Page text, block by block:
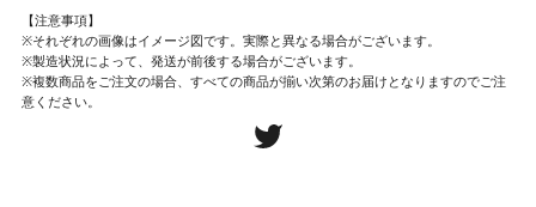
【注意事項】
※それぞれの画像はイメージ図です。実際と異なる場合がございます。
※製造状況によって、発送が前後する場合がございます。
※複数商品をご注文の場合、すべての商品が揃い次第のお届けとなりますのでご注
意ください。